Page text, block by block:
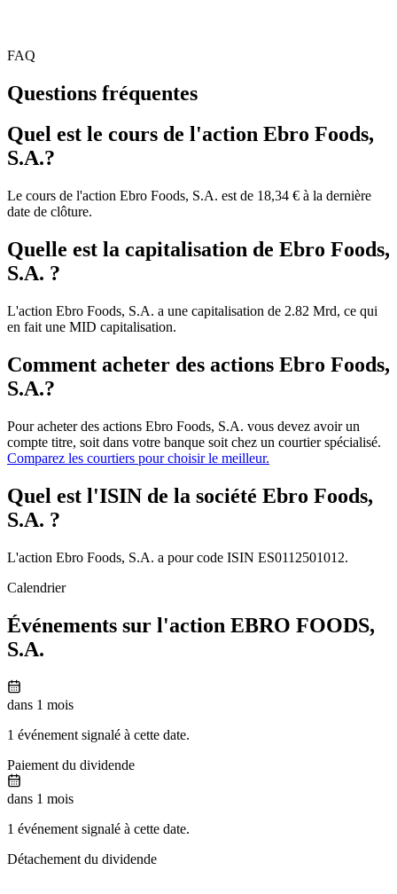
FAQ
Questions fréquentes
Quel est le cours de l'action Ebro Foods,
S.A.?
Le cours de l'action Ebro Foods, S.A. est de 18,34 € à la dernière
date de clôture.
Quelle est la capitalisation de Ebro Foods,
S.A. ?
L'action Ebro Foods, S.A. a une capitalisation de 2.82 Mrd, ce qui
en fait une MID capitalisation.
Comment acheter des actions Ebro Foods,
S.A.?
Pour acheter des actions Ebro Foods, S.A. vous devez avoir un
compte titre, soit dans votre banque soit chez un courtier spécialisé.
Comparez les courtiers pour choisir le meilleur.
Quel est l'ISIN de la société Ebro Foods,
S.A. ?
L'action Ebro Foods, S.A. a pour code ISIN ES0112501012.
Calendrier
Événements sur l'action EBRO FOODS,
S.A.
dans 1 mois
1 événement signalé à cette date.
Paiement du dividende
dans 1 mois
1 événement signalé à cette date.
Détachement du dividende